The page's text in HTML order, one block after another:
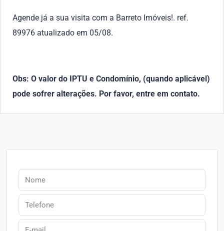
Agende já a sua visita com a Barreto Imóveis!. ref.
89976 atualizado em 05/08.
Obs: O valor do IPTU e Condomínio, (quando aplicável)
pode sofrer alterações. Por favor, entre em contato.